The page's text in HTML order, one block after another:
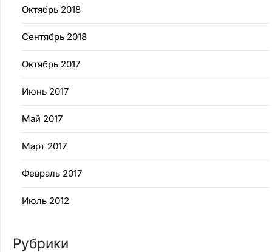
Октябрь 2018
Сентябрь 2018
Октябрь 2017
Июнь 2017
Май 2017
Март 2017
Февраль 2017
Июль 2012
Рубрики